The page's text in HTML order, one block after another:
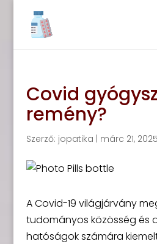
Covid
remény?
Szerző: jopatika márc 21, 2025
A Covid-19 világjárvány
tudományos közösség és
hatóságok számára